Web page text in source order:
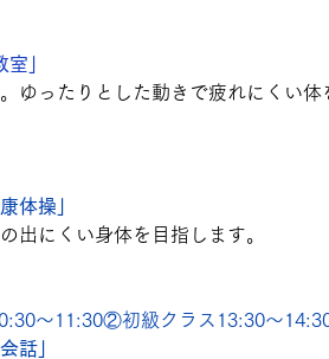
」
ゆったりとした動きで疲れにくい体
体操」
出にくい身体を目指します。
～11:30②初級クラス13:30～
話」